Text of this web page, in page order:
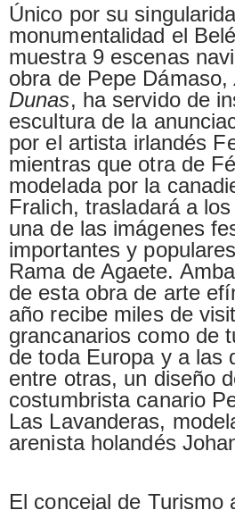
Único por su
monumentalidad el
muestra 9 escenas
obra de Pepe Dámaso,
Dunas, ha servido de
escultura de la
por el artista irlandés
mientras que otra de
modelada por la
Fralich, trasladará a
una de las imágenes
importantes y
Rama de Agaete.
de esta obra de arte
año recibe miles de
grancanarios como de
de toda Europa y a las
entre otras, un diseño
costumbrista canario
Las Lavanderas,
arenista holandés
El concejal de Turismo